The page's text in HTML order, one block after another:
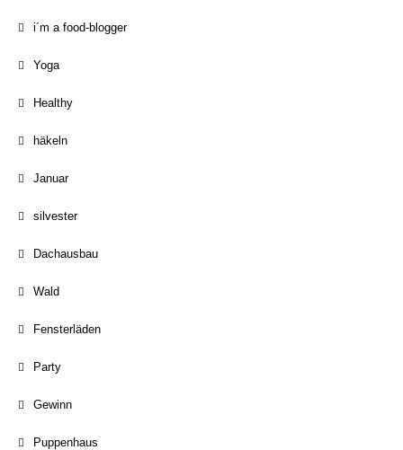
i´m a food-blogger
Yoga
Healthy
häkeln
Januar
silvester
Dachausbau
Wald
Fensterläden
Party
Gewinn
Puppenhaus